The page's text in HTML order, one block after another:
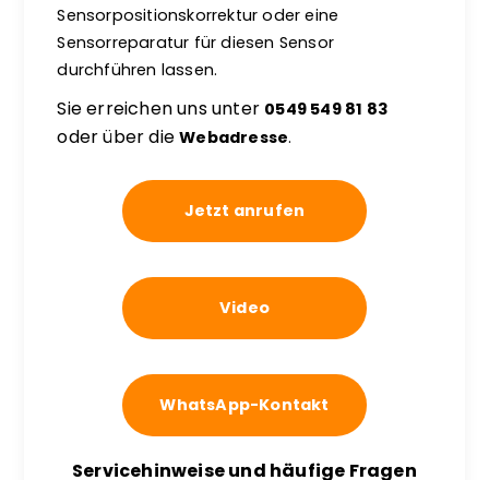
Sensorpositionskorrektur oder eine
Sensorreparatur für diesen Sensor
durchführen lassen.
Sie erreichen uns unter 0549 549 81 83
oder über dieWebadresse.
Jetzt anrufen
Video
WhatsApp-Kontakt
Servicehinweise und häufige Fragen